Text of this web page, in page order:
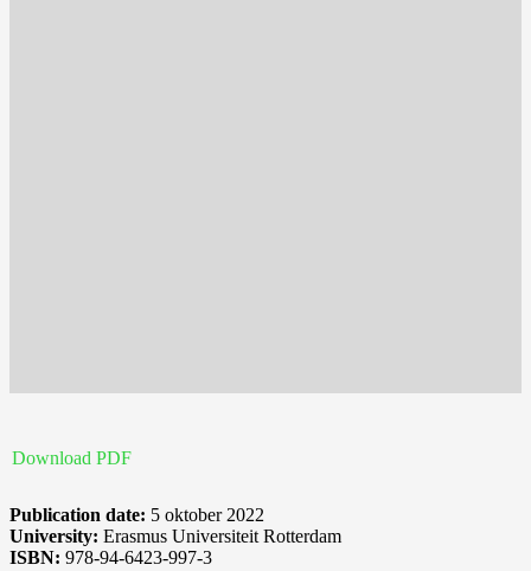
Download PDF
Publication date: 5 oktober 2022
University: Erasmus Universiteit Rotterdam
ISBN: 978-94-6423-997-3